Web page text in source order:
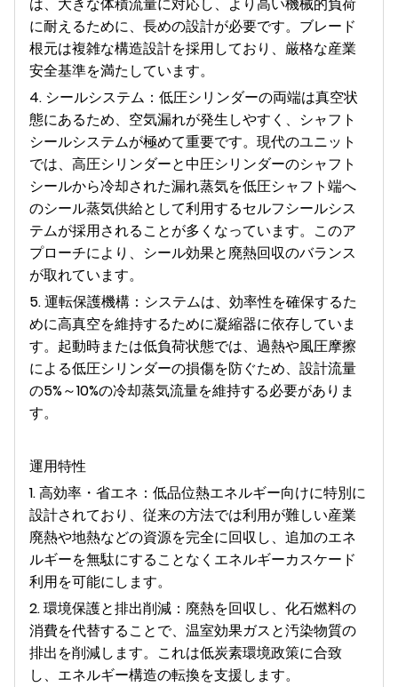
に耐えるために、長めの設計が必要です。ブレード
根元は複雑な構造設計を採用しており、厳格な産業
安全基準を満たしています。
4. シールシステム：低圧シリンダーの両端は真空状
態にあるため、空気漏れが発生しやすく、シャフト
シールシステムが極めて重要です。現代のユニット
では、高圧シリンダーと中圧シリンダーのシャフト
シールから冷却された漏れ蒸気を低圧シャフト端へ
のシール蒸気供給として利用するセルフシールシス
テムが採用されることが多くなっています。このア
プローチにより、シール効果と廃熱回収のバランス
が取れています。
5. 運転保護機構：システムは、効率性を確保するた
めに高真空を維持するために凝縮器に依存していま
す。起動時または低負荷状態では、過熱や風圧摩擦
による低圧シリンダーの損傷を防ぐため、設計流量
の5%～10%の冷却蒸気流量を維持する必要がありま
す。
運用特性
1. 高効率・省エネ：低品位熱エネルギー向けに特別に
設計されており、従来の方法では利用が難しい産業
廃熱や地熱などの資源を完全に回収し、追加のエネ
ルギーを無駄にすることなくエネルギーカスケード
利用を可能にします。
2. 環境保護と排出削減：廃熱を回収し、化石燃料の
消費を代替することで、温室効果ガスと汚染物質の
排出を削減します。これは低炭素環境政策に合致
し、エネルギー構造の転換を支援します。